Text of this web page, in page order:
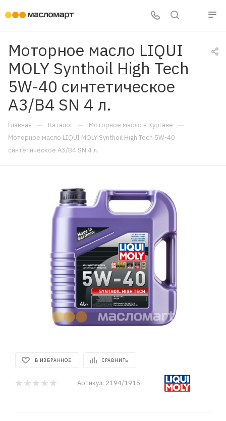
Моторное масло LIQUI
MOLY Synthoil High Tech
5W-40 синтетическое
A3/B4 SN 4 л.
Главная — Каталог — Моторное масло в Кургане —
Моторное масло LIQUI MOLY Synthoil High Tech 5W-40
синтетическое A3/B4 SN 4 л.
В ИЗБРАННОЕ СРАВНИТЬ
Артикул: 2194/1915